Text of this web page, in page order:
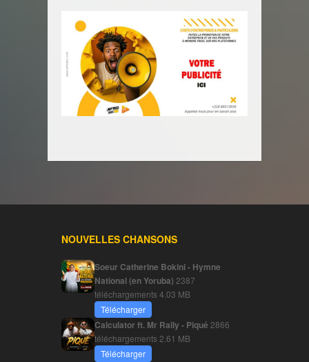
NOUVELLES CHANSONS
Soeur Catherine Bokini - Hymne
National (en Yoruba) 2387
téléchargements4.03 MB
Télécharger
Calculator ft. Mr Rally - Piqué 2866
téléchargements 2.61 MB
Télécharger